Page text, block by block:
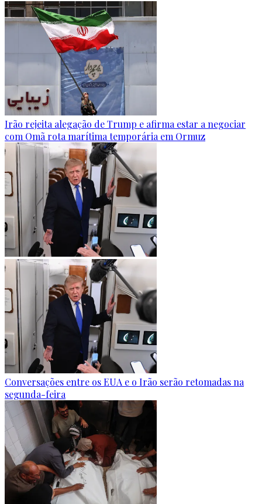
Irão rejeita alegação de Trump e afirma estar a negociar
com Omã rota marítima temporária em Ormuz
Conversações entre os EUA e o Irão serão retomadas na
segunda-feira